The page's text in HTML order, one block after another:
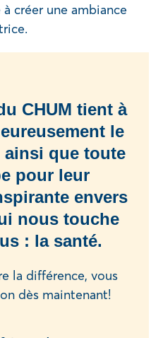
créer une ambiance
CHUM tient à
le
que toute
pour leur
envers
nous touche
: la santé.
la différence, vous
dès maintenant!